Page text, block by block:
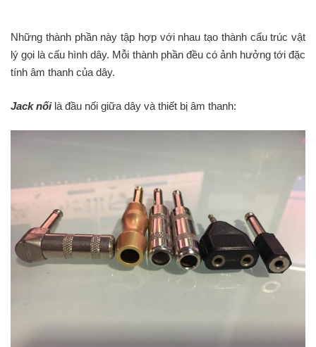
Những thành phần này tập hợp với nhau tạo thành cấu trúc vật
lý gọi là cấu hình dây. Mỗi thành phần đều có ảnh hưởng tới đặc
tính âm thanh của dây.
Jack nốilà đầu nối giữa dây và thiết bị âm thanh: